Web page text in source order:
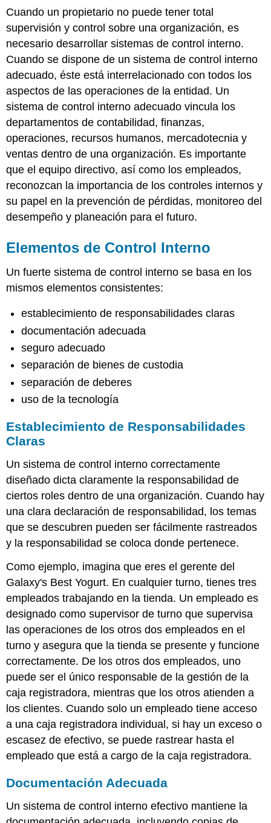
Cuando un propietario no puede tener total
supervisión y control sobre una organización, es
necesario desarrollar sistemas de control interno.
Cuando se dispone de un sistema de control interno
adecuado, éste está interrelacionado con todos los
aspectos de las operaciones de la entidad. Un
sistema de control interno adecuado vincula los
departamentos de contabilidad, finanzas,
operaciones, recursos humanos, mercadotecnia y
ventas dentro de una organización. Es importante
que el equipo directivo, así como los empleados,
reconozcan la importancia de los controles internos y
su papel en la prevención de pérdidas, monitoreo del
desempeño y planeación para el futuro.
Elementos de Control Interno
Un fuerte sistema de control interno se basa en los
mismos elementos consistentes:
establecimiento de responsabilidades claras
documentación adecuada
seguro adecuado
separación de bienes de custodia
separación de deberes
uso de la tecnología
Establecimiento de Responsabilidades
Claras
Un sistema de control interno correctamente
diseñado dicta claramente la responsabilidad de
ciertos roles dentro de una organización. Cuando hay
una clara declaración de responsabilidad, los temas
que se descubren pueden ser fácilmente rastreados
y la responsabilidad se coloca donde pertenece.
Como ejemplo, imagina que eres el gerente del
Galaxy's Best Yogurt. En cualquier turno, tienes tres
empleados trabajando en la tienda. Un empleado es
designado como supervisor de turno que supervisa
las operaciones de los otros dos empleados en el
turno y asegura que la tienda se presente y funcione
correctamente. De los otros dos empleados, uno
puede ser el único responsable de la gestión de la
caja registradora, mientras que los otros atienden a
los clientes. Cuando solo un empleado tiene acceso
a una caja registradora individual, si hay un exceso o
escasez de efectivo, se puede rastrear hasta el
empleado que está a cargo de la caja registradora.
Documentación Adecuada
Un sistema de control interno efectivo mantiene la